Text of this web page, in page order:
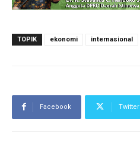
TOPIK ekonomi internasional
Facebook Twitter